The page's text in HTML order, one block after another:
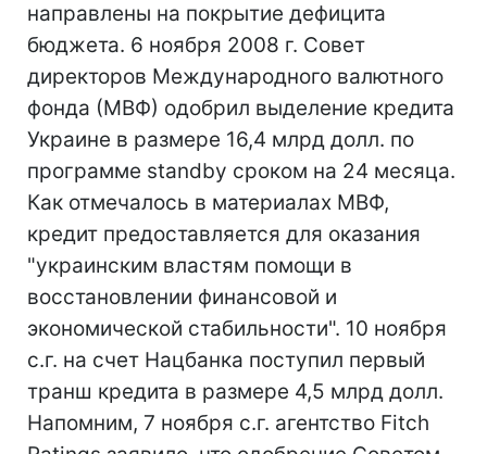
направлены на покрытие дефицита
бюджета. 6 ноября 2008 г. Совет
директоров Международного валютного
фонда (МВФ) одобрил выделение кредита
Украине в размере 16,4 млрд долл. по
программе standby сроком на 24 месяца.
Как отмечалось в материалах МВФ,
кредит предоставляется для оказания
"украинским властям помощи в
восстановлении финансовой и
экономической стабильности". 10 ноября
с.г. на счет Нацбанка поступил первый
транш кредита в размере 4,5 млрд долл.
Напомним, 7 ноября с.г. агентство Fitch